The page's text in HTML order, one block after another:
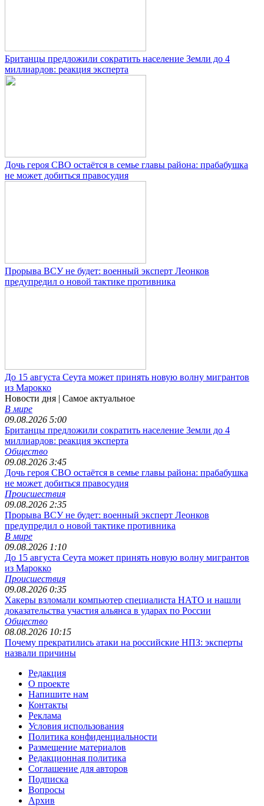
Британцы предложили сократить население Земли до 4
миллиардов: реакция эксперта
Дочь героя СВО остаётся в семье главы района: прабабушка
не может добиться правосудия
Прорыва ВСУ не будет: военный эксперт Леонков
предупредил о новой тактике противника
До 15 августа Сеута может принять новую волну мигрантов
из Марокко
Новости дня | Самое актуальное
В мире
09.08.2026 5:00
Британцы предложили сократить население Земли до 4
миллиардов: реакция эксперта
Общество
09.08.2026 3:45
Дочь героя СВО остаётся в семье главы района: прабабушка
не может добиться правосудия
Происшествия
09.08.2026 2:35
Прорыва ВСУ не будет: военный эксперт Леонков
предупредил о новой тактике противника
В мире
09.08.2026 1:10
До 15 августа Сеута может принять новую волну мигрантов
из Марокко
Происшествия
09.08.2026 0:35
Хакеры взломали компьютер специалиста НАТО и нашли
доказательства участия альянса в ударах по России
Общество
08.08.2026 10:15
Почему прекратились атаки на российские НПЗ: эксперты
назвали причины
Редакция
О проекте
Напишите нам
Контакты
Реклама
Условия использования
Политика конфиденциальности
Размещение материалов
Редакционная политика
Соглашение для авторов
Подписка
Вопросы
Архив